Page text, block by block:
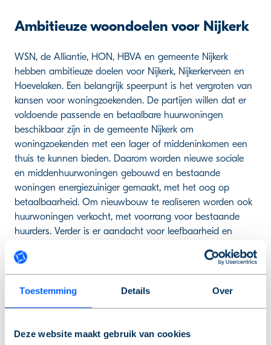
Toestemming Details Over
Deze website maakt gebruik van cookies
Ambitieuze woondoelen voor Nijkerk
WSN, de Alliantie, HON, HBVA en gemeente Nijkerk
hebben ambitieuze doelen voor Nijkerk, Nijkerkerveen en
Hoevelaken. Een belangrijk speerpunt is het vergroten van
kansen voor woningzoekenden. De partijen willen dat er
voldoende passende en betaalbare huurwoningen
beschikbaar zijn in de gemeente Nijkerk om
woningzoekenden met een lager of middeninkomen een
thuis te kunnen bieden. Daarom worden nieuwe sociale
en middenhuurwoningen gebouwd en bestaande
woningen energiezuiniger gemaakt, met het oog op
betaalbaarheid. Om nieuwbouw te realiseren worden ook
huurwoningen verkocht, met voorrang voor bestaande
huurders. Verder is er aandacht voor leefbaarheid en
doorstroming op de woningmarkt stimuleren. Op die
manier vinden meer gezinnen, jongeren én ouderen een
passende woning in de gemeente Nijkerk.